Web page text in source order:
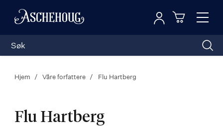
Toggle
Logg inn
Hjem Våre forfattere Flu Hartberg
Flu Hartberg